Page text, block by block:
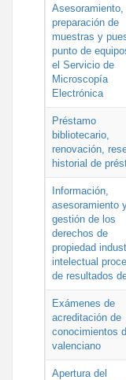
Asesoramiento,
preparación de
muestras y
punto de
el Servicio de
Microscopía
Electrónica
Préstamo
bibliotecario,
renovación,
historial de
Información,
asesoramiento
gestión de los
derechos de
propiedad
intelectual
de resultados
Exámenes de
acreditación de
conocimientos
valenciano
Apertura del